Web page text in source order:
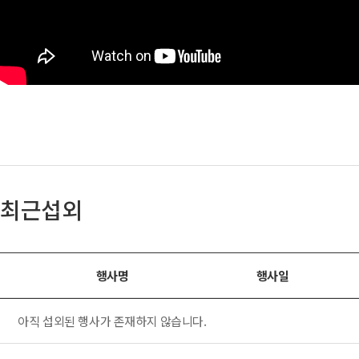
최근섭외
행사명 행사일
아직 섭외된 행사가 존재하지 않습니다.